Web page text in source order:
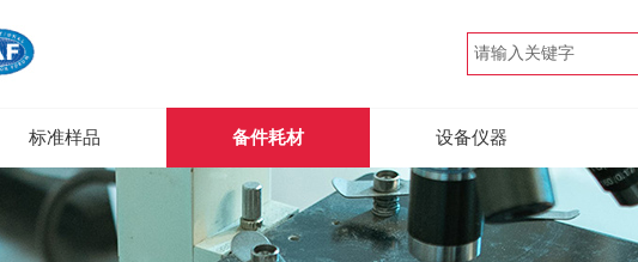
标准样品 备件耗材 设备仪器